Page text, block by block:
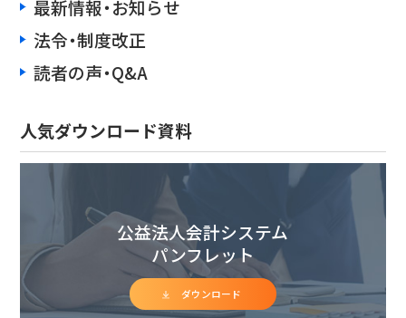
最新情報・お知らせ
法令・制度改正
読者の声・Q&A
人気ダウンロード資料
公益法人会計システム
パンフレット
ダウンロード